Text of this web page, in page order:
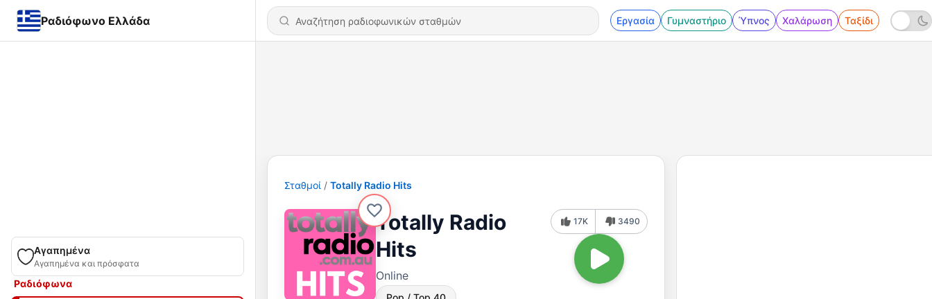
Ραδιόφωνο Ελλάδα Εργασία Γυμναστήριο Ύπνος Χαλάρωση Ταξίδι
Αγαπημένα
Αγαπημένα και πρόσφατα
Ραδιόφωνα
Σταθμοί Totally Radio Hits
Totally Radio
Hits
Online
17K 3490